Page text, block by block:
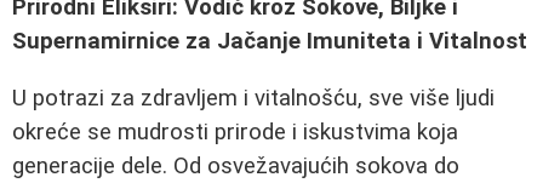
Prirodni Eliksiri: Vodič kroz Sokove, Biljke i
Supernamirnice za Jačanje Imuniteta i Vitalnost
U potrazi za zdravljem i vitalnošću, sve više ljudi
okreće se mudrosti prirode i iskustvima koja
generacije dele. Od osvežavajućih sokova do